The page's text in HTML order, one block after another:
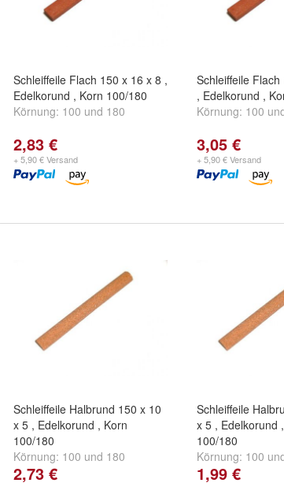
Schleiffeile Flach 150 x 16 x 8 ,
Edelkorund , Korn 100/180
Körnung: 100 und 180
2,83 €
+ 5,90 € Versand
Schleiffeile
, Edelkorund ,
Körnung: 100
3,05 €
+ 5,90 € Versand
Schleiffeile Halbrund 150 x 10
x 5 , Edelkorund , Korn
100/180
Körnung: 100 und 180
2,73 €
Schleiffeile
x 5 , Edelkorund
100/180
Körnung: 100
1,99 €